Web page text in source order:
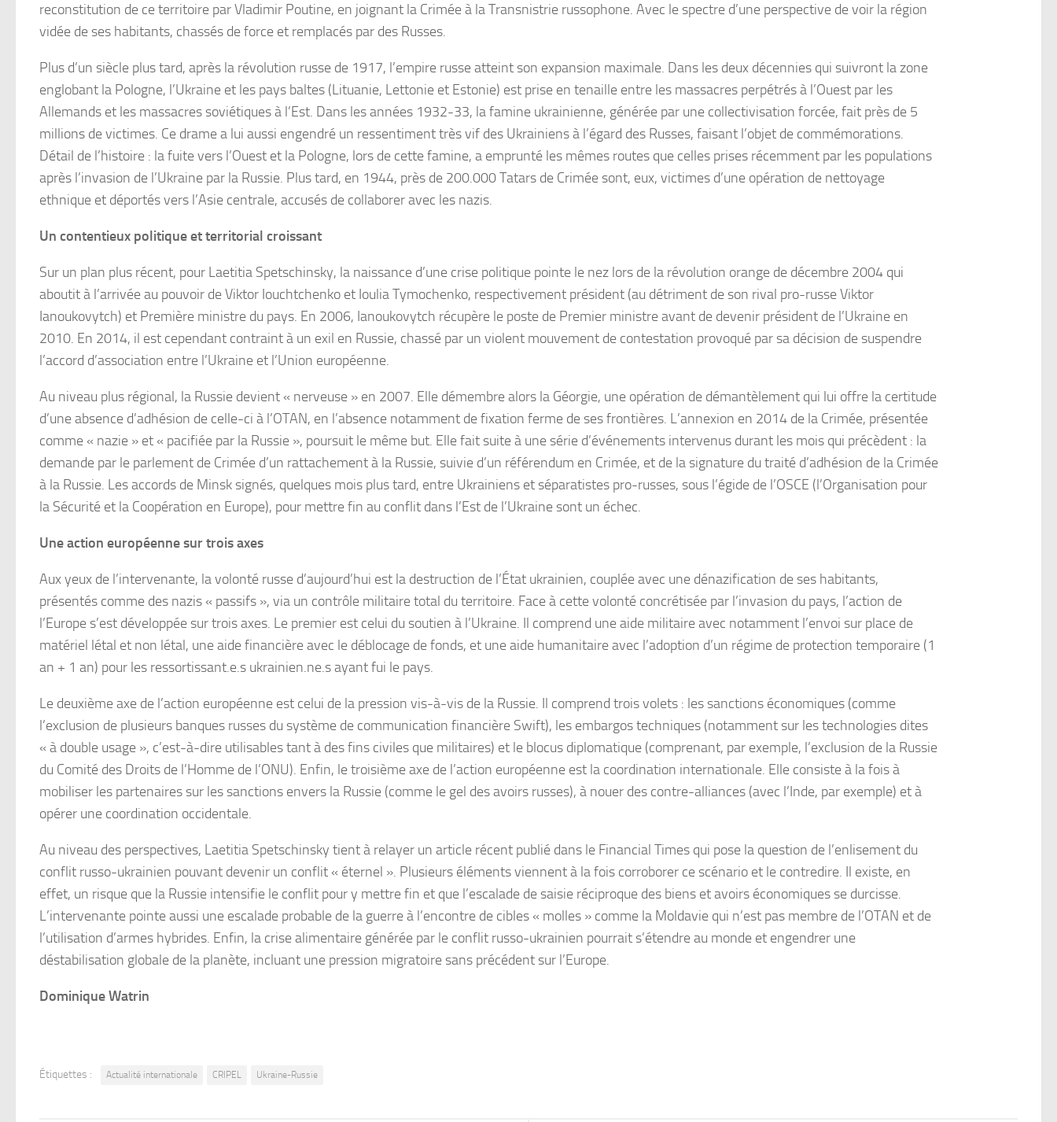
reconstitution de ce territoire par Vladimir Poutine, en joignant la Crimée à la Transnistrie russophone. Avec le spectre d’une perspective de voir la région
vidée de ses habitants, chassés de force et remplacés par des Russes.
Plus d’un siècle plus tard, après la révolution russe de 1917, l’empire russe atteint son expansion maximale. Dans les deux décennies qui suivront la zone
englobant la Pologne, l’Ukraine et les pays baltes (Lituanie, Lettonie et Estonie) est prise en tenaille entre les massacres perpétrés à l’Ouest par les
Allemands et les massacres soviétiques à l’Est. Dans les années 1932-33, la famine ukrainienne, générée par une collectivisation forcée, fait près de 5
millions de victimes. Ce drame a lui aussi engendré un ressentiment très vif des Ukrainiens à l’égard des Russes, faisant l’objet de commémorations.
Détail de l’histoire : la fuite vers l’Ouest et la Pologne, lors de cette famine, a emprunté les mêmes routes que celles prises récemment par les populations
après l’invasion de l’Ukraine par la Russie. Plus tard, en 1944, près de 200.000 Tatars de Crimée sont, eux, victimes d’une opération de nettoyage
ethnique et déportés vers l’Asie centrale, accusés de collaborer avec les nazis.
Un contentieux politique et territorial croissant
Sur un plan plus récent, pour Laetitia Spetschinsky, la naissance d’une crise politique pointe le nez lors de la révolution orange de décembre 2004 qui
aboutit à l’arrivée au pouvoir de Viktor Iouchtchenko et Ioulia Tymochenko, respectivement président (au détriment de son rival pro-russe Viktor
Ianoukovytch) et Première ministre du pays. En 2006, Ianoukovytch récupère le poste de Premier ministre avant de devenir président de l’Ukraine en
2010. En 2014, il est cependant contraint à un exil en Russie, chassé par un violent mouvement de contestation provoqué par sa décision de suspendre
l’accord d’association entre l’Ukraine et l’Union européenne.
Au niveau plus régional, la Russie devient « nerveuse » en 2007. Elle démembre alors la Géorgie, une opération de démantèlement qui lui offre la certitude
d’une absence d’adhésion de celle-ci à l’OTAN, en l’absence notamment de fixation ferme de ses frontières. L’annexion en 2014 de la Crimée, présentée
comme « nazie » et « pacifiée par la Russie », poursuit le même but. Elle fait suite à une série d’événements intervenus durant les mois qui précèdent : la
demande par le parlement de Crimée d’un rattachement à la Russie, suivie d’un référendum en Crimée, et de la signature du traité d’adhésion de la Crimée
à la Russie. Les accords de Minsk signés, quelques mois plus tard, entre Ukrainiens et séparatistes pro-russes, sous l’égide de l’OSCE (l’Organisation pour
la Sécurité et la Coopération en Europe), pour mettre fin au conflit dans l’Est de l’Ukraine sont un échec.
Une action européenne sur trois axes
Aux yeux de l’intervenante, la volonté russe d’aujourd’hui est la destruction de l’État ukrainien, couplée avec une dénazification de ses habitants,
présentés comme des nazis « passifs », via un contrôle militaire total du territoire. Face à cette volonté concrétisée par l’invasion du pays, l’action de
l’Europe s’est développée sur trois axes. Le premier est celui du soutien à l’Ukraine. Il comprend une aide militaire avec notamment l’envoi sur place de
matériel létal et non létal, une aide financière avec le déblocage de fonds, et une aide humanitaire avec l’adoption d’un régime de protection temporaire (1
an + 1 an) pour les ressortissant.e.s ukrainien.ne.s ayant fui le pays.
Le deuxième axe de l’action européenne est celui de la pression vis-à-vis de la Russie. Il comprend trois volets : les sanctions économiques (comme
l’exclusion de plusieurs banques russes du système de communication financière Swift), les embargos techniques (notamment sur les technologies dites
« à double usage », c’est-à-dire utilisables tant à des fins civiles que militaires) et le blocus diplomatique (comprenant, par exemple, l’exclusion de la Russie
du Comité des Droits de l’Homme de l’ONU). Enfin, le troisième axe de l’action européenne est la coordination internationale. Elle consiste à la fois à
mobiliser les partenaires sur les sanctions envers la Russie (comme le gel des avoirs russes), à nouer des contre-alliances (avec l’Inde, par exemple) et à
opérer une coordination occidentale.
Au niveau des perspectives, Laetitia Spetschinsky tient à relayer un article récent publié dans le Financial Times qui pose la question de l’enlisement du
conflit russo-ukrainien pouvant devenir un conflit « éternel ». Plusieurs éléments viennent à la fois corroborer ce scénario et le contredire. Il existe, en
effet, un risque que la Russie intensifie le conflit pour y mettre fin et que l’escalade de saisie réciproque des biens et avoirs économiques se durcisse.
L’intervenante pointe aussi une escalade probable de la guerre à l’encontre de cibles « molles » comme la Moldavie qui n’est pas membre de l’OTAN et de
l’utilisation d’armes hybrides. Enfin, la crise alimentaire générée par le conflit russo-ukrainien pourrait s’étendre au monde et engendrer une
déstabilisation globale de la planète, incluant une pression migratoire sans précédent sur l’Europe.
Dominique Watrin
Étiquettes : Actualité internationale CRIPEL Ukraine-Russie